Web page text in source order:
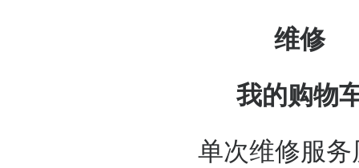
维修
我的购物
单次维修服务